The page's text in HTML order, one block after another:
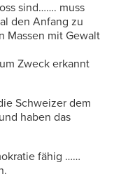
sind……. muss
den Anfang zu
Massen mit Gewalt
Zweck erkannt
Schweizer dem
haben das
fähig ……